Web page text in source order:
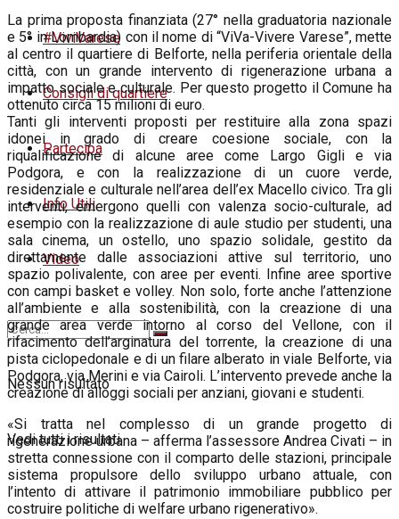
#ViviVarese
Consigli di quartiere
Partecipa
Info Utili
Video
Nessun risultato
Vedi tutti i risultati
La prima proposta finanziata (27° nella graduatoria nazionale
e 5° in Lombardia) con il nome di “ViVa-Vivere Varese”, mette
al centro il quartiere di Belforte, nella periferia orientale della
città, con un grande intervento di rigenerazione urbana a
impatto sociale e culturale. Per questo progetto il Comune ha
ottenuto circa 15 milioni di euro.
Tanti gli interventi proposti per restituire alla zona spazi
idonei in grado di creare coesione sociale, con la
riqualificazione di alcune aree come Largo Gigli e via
Podgora, e con la realizzazione di un cuore verde,
residenziale e culturale nell’area dell’ex Macello civico. Tra gli
interventi, emergono quelli con valenza socio-culturale, ad
esempio con la realizzazione di aule studio per studenti, una
sala cinema, un ostello, uno spazio solidale, gestito da
direttamente dalle associazioni attive sul territorio, uno
spazio polivalente, con aree per eventi. Infine aree sportive
con campi basket e volley. Non solo, forte anche l’attenzione
all’ambiente e alla sostenibilità, con la creazione di una
grande area verde intorno al corso del Vellone, con il
rifacimento dell’arginatura del torrente, la creazione di una
pista ciclopedonale e di un filare alberato in viale Belforte, via
Podgora, via Merini e via Cairoli. L’intervento prevede anche la
creazione di alloggi sociali per anziani, giovani e studenti.
«Si tratta nel complesso di un grande progetto di
rigenerazione urbana – afferma l’assessore Andrea Civati – in
stretta connessione con il comparto delle stazioni, principale
sistema propulsore dello sviluppo urbano attuale, con
l’intento di attivare il patrimonio immobiliare pubblico per
costruire politiche di welfare urbano rigenerativo».